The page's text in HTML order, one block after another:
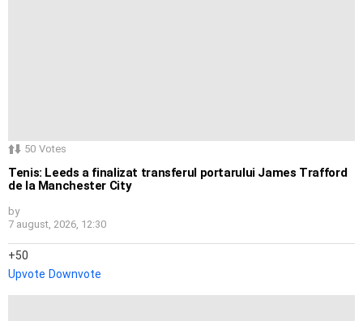
50 Votes
Tenis: Leeds a finalizat transferul portarului James Trafford
de la Manchester City
by
7 august, 2026, 12:30
50
Upvote Downvote